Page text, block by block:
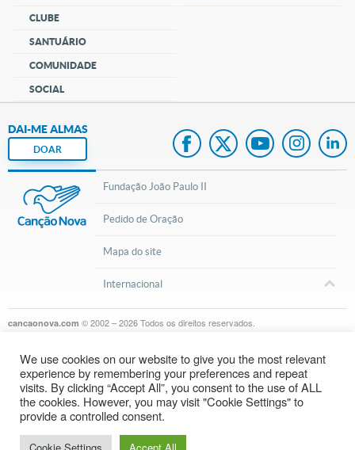
CLUBE
SANTUÁRIO
COMUNIDADE
SOCIAL
DAI-ME ALMAS
DOAR
Fundação João Paulo II
Pedido de Oração
Mapa do site
Internacional
cancaonova.com © 2002 – 2026Todos os direitos reservados.
We use cookies on our website to give you the most relevant
experience by remembering your preferences and repeat
visits. By clicking “Accept All”, you consent to the use of ALL
the cookies. However, you may visit "Cookie Settings" to
provide a controlled consent.Assista ao clipe Preciso de ti